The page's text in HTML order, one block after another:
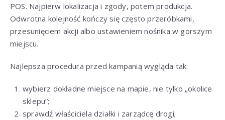
POS. Najpierw lokalizacja i zgody, potem produkcja.
Odwrotna kolejność kończy się często przeróbkami,
przesunięciem akcji albo ustawieniem nośnika w gorszym
miejscu.
Najlepsza procedura przed kampanią wygląda tak:
wybierz dokładne miejsce na mapie, nie tylko „okolice
sklepu”;
sprawdź właściciela działki i zarządcę drogi;